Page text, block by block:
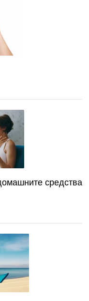
средства